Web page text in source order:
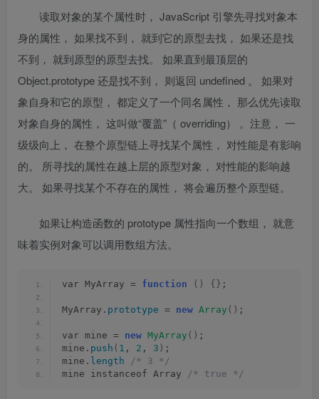
读取对象的某个属性时， JavaScript 引擎先寻找对象本
身的属性， 如果找不到， 就到它的原型去找， 如果还是找
不到， 就到原型的原型去找。 如果直到最顶层的
Object.prototype 还是找不到， 则返回 undefined 。 如果对
象自身和它的原型， 都定义了一个同名属性， 那么优先读取
对象自身的属性， 这叫做“覆盖”（ overriding） 。注意， 一
级级向上， 在整个原型链上寻找某个属性， 对性能是有影响
的。 所寻找的属性在越上层的原型对象， 对性能的影响越
大。 如果寻找某个不存在的属性， 将会遍历整个原型链。
如果让构造函数的 prototype 属性指向一个数组， 就意
味着实例对象可以调用数组方法。
var MyArray = function () {} ;
MyArray. prototype = new Array () ;
var mine = new MyArray () ;
mine. push ( 1 , 2 , 3 ) ;
mine. length
/* 3 */
mine instanceof Array
/* true */